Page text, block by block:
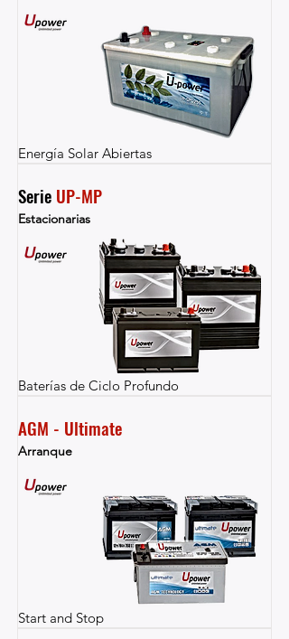
Energía Solar Abiertas
Serie UP-MP
Estacionarias
Baterías de Ciclo Profundo
AGM - Ultimate
Arranque
Start and Stop